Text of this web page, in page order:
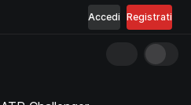
Registrati
Accedi